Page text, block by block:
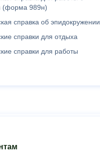
(форма 989н)
справка об эпидокружении
справки для отдыха
справки для работы